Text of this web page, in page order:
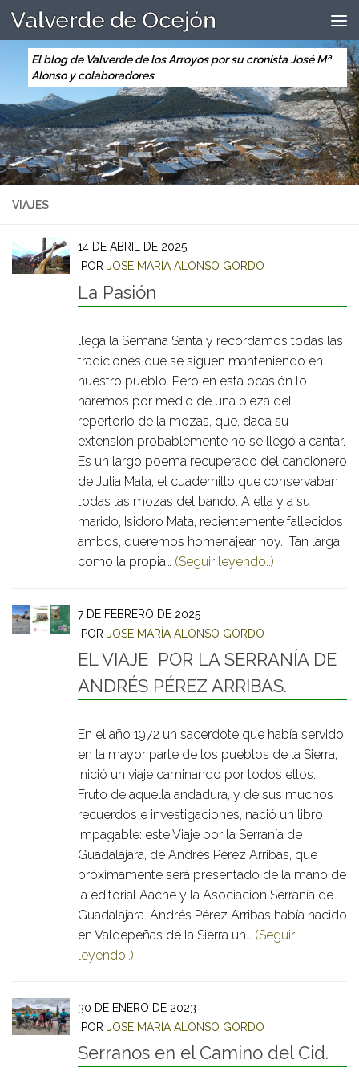
Saltar al contenido
Valverde de Ocejón
El blog de Valverde de los Arroyos por su cronista José Mª
Alonso y colaboradores
VIAJES
14 DE ABRIL DE 2025
POR JOSE MARÍA ALONSO GORDO
La Pasión
llega la Semana Santa y recordamos todas las
tradiciones que se siguen manteniendo en
nuestro pueblo. Pero en esta ocasión lo
haremos por medio de una pieza del
repertorio de la mozas, que, dada su
extensión probablemente no se llegó a cantar.
Es un largo poema recuperado del cancionero
de Julia Mata, el cuadernillo que conservaban
todas las mozas del bando. A ella y a su
marido, Isidoro Mata, recientemente fallecidos
ambos, queremos homenajear hoy. Tan larga
como la propia… (Seguir leyendo..)
7 DE FEBRERO DE 2025
POR JOSE MARÍA ALONSO GORDO
EL VIAJE POR LA SERRANÍA DE
ANDRÉS PÉREZ ARRIBAS.
En el año 1972 un sacerdote que había servido
en la mayor parte de los pueblos de la Sierra,
inició un viaje caminando por todos ellos.
Fruto de aquella andadura, y de sus muchos
recuerdos e investigaciones, nació un libro
impagable: este Viaje por la Serranía de
Guadalajara, de Andrés Pérez Arribas, que
próximamente será presentado de la mano de
la editorial Aache y la Asociación Serranía de
Guadalajara. Andrés Pérez Arribas había nacido
en Valdepeñas de la Sierra un… (Seguir
leyendo..)
30 DE ENERO DE 2023
POR JOSE MARÍA ALONSO GORDO
Serranos en el Camino del Cid.